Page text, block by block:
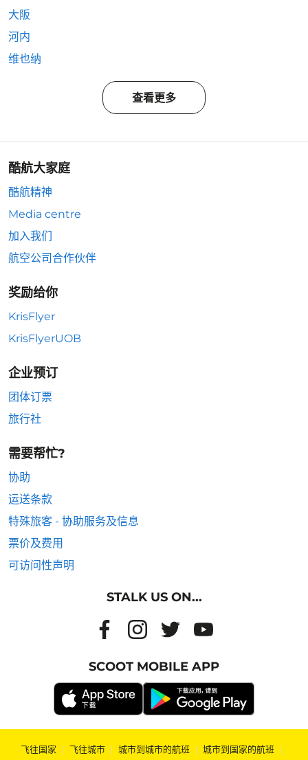
大阪
河内
维也纳
查看更多
酷航大家庭
酷航精神
Media centre
加入我们
航空公司合作伙伴
奖励给你
KrisFlyer
KrisFlyerUOB
企业预订
团体订票
旅行社
需要帮忙?
协助
运送条款
特殊旅客 - 协助服务及信息
票价及费用
可访问性声明
STALK US ON...
SCOOT MOBILE APP
飞往国家 | 飞往城市 | 城市到城市的航班 | 城市到国家的航班 |